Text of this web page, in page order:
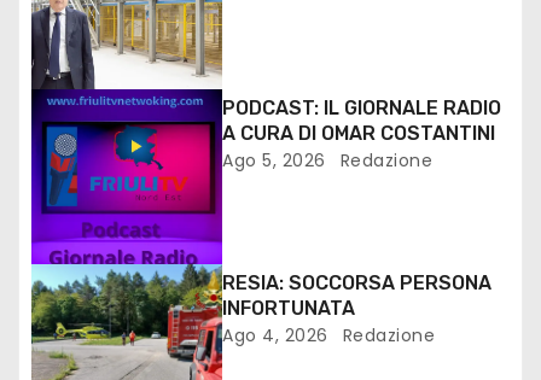
PODCAST: IL GIORNALE RADIO
A CURA DI OMAR COSTANTINI
Ago 5, 2026 Redazione
RESIA: SOCCORSA PERSONA
INFORTUNATA
Ago 4, 2026 Redazione